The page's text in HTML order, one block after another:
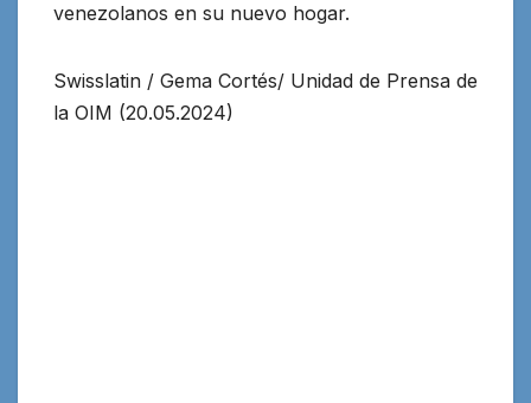
venezolanos en su nuevo hogar.
Swisslatin / Gema Cortés/ Unidad de Prensa de
la OIM (20.05.2024)